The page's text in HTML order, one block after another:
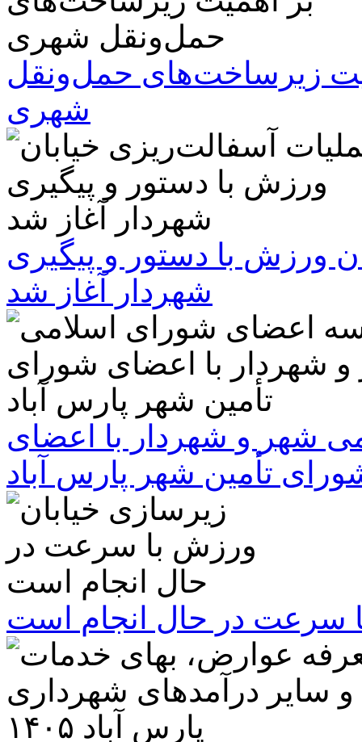
زیرساخت‌های حمل‌ونقل
شهری
ورزش با دستور و پیگیری
شهردار آغاز شد
شهر و شهردار با اعضای
تأمین شهر پارس آباد
سرعت در حال انجام است